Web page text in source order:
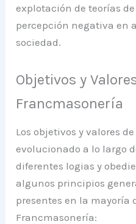
explotación de teorías
percepción negativa en
sociedad.
Objetivos y
Francmasonería
Los objetivos y valores
evolucionado a lo largo
diferentes logias y
algunos principios
presentes en la mayoría
Francmasonería: